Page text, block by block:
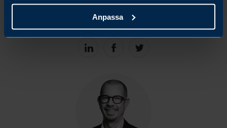
Anpassa
Share
Share
Share